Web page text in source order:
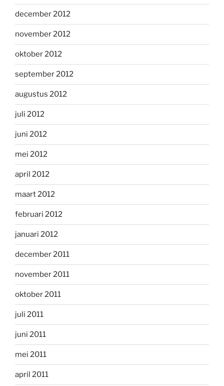
december 2012
november 2012
oktober 2012
september 2012
augustus 2012
juli 2012
juni 2012
mei 2012
april 2012
maart 2012
februari 2012
januari 2012
december 2011
november 2011
oktober 2011
juli 2011
juni 2011
mei 2011
april 2011